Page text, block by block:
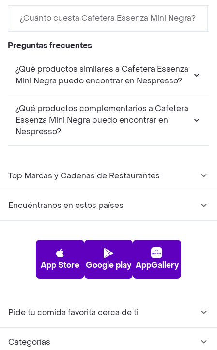
¿Cuánto cuesta Cafetera Essenza Mini Negra?
Preguntas frecuentes
¿Qué productos similares a Cafetera Essenza
Mini Negra puedo encontrar en Nespresso?
¿Qué productos complementarios a Cafetera
Essenza Mini Negra puedo encontrar en
Nespresso?
Top Marcas y Cadenas de Restaurantes
Encuéntranos en estos países
App Store Google play AppGallery
Pide tu comida favorita cerca de ti
Categorías